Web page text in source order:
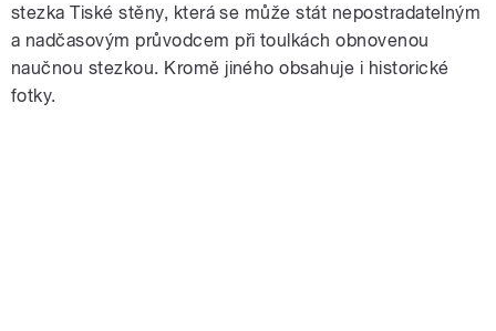
stezka Tiské stěny, která se může stát nepostradatelným
a nadčasovým průvodcem při toulkách obnovenou
naučnou stezkou. Kromě jiného obsahuje i historické
fotky.